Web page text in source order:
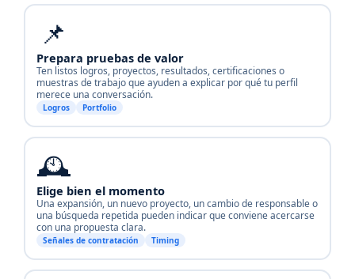
📌
Prepara pruebas de valor
Ten listos logros, proyectos, resultados, certificaciones o
muestras de trabajo que ayuden a explicar por qué tu perfil
merece una conversación.
Logros Portfolio
🕰️
Elige bien el momento
Una expansión, un nuevo proyecto, un cambio de responsable o
una búsqueda repetida pueden indicar que conviene acercarse
con una propuesta clara.
Señales de contratación Timing